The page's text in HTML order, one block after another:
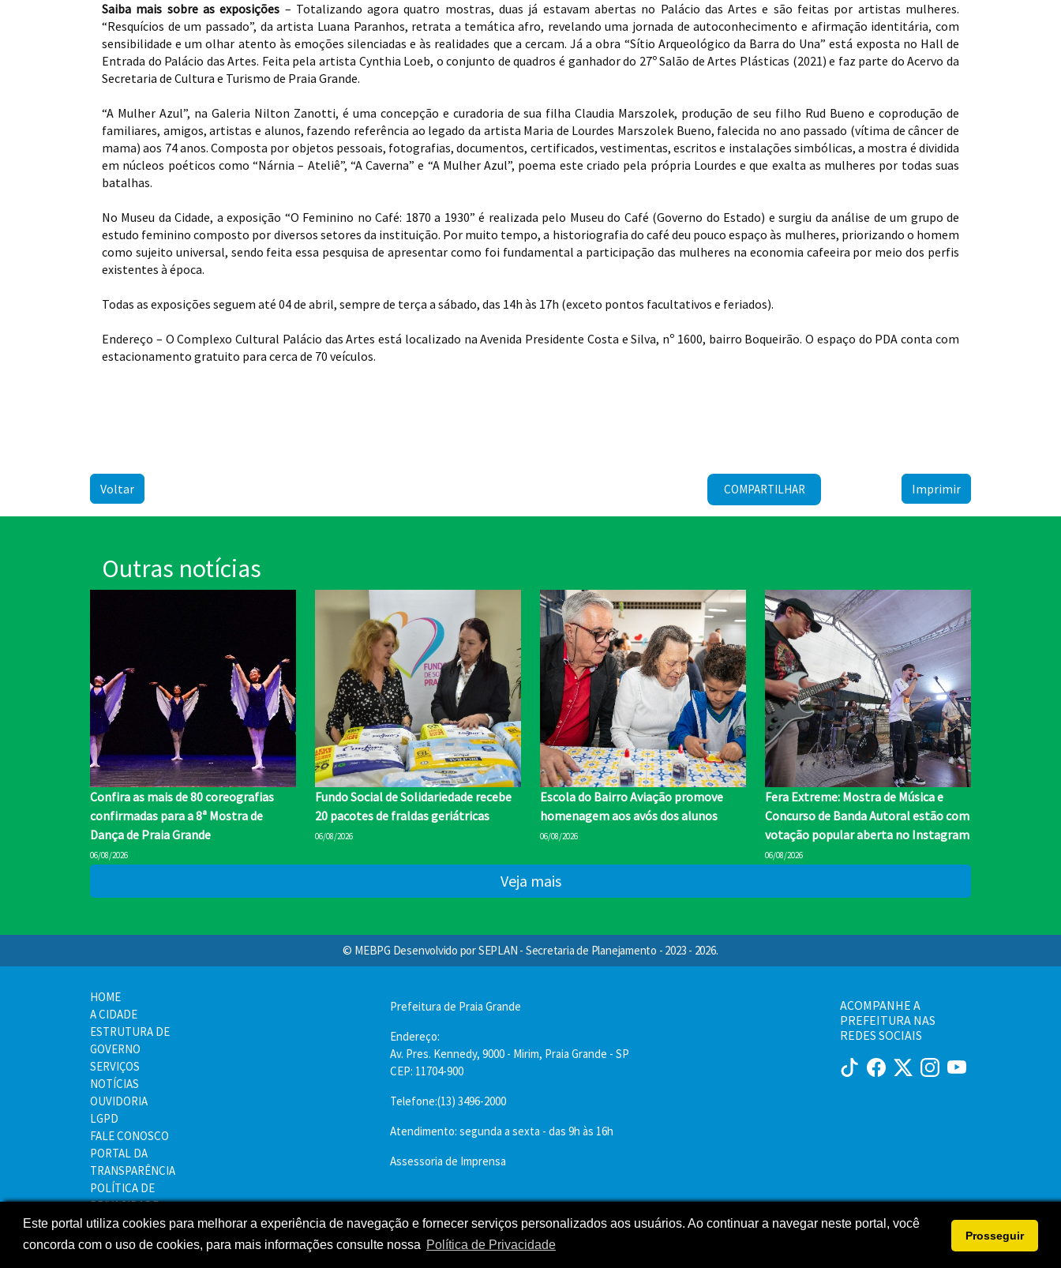
Este portal utiliza cookies para melhorar a experiência de navegação e fornecer serviços personalizados aos usuários. Ao continuar a navegar neste portal, você
concorda com o uso de cookies, para mais informações consulte nossa Política de Privacidade
Prosseguir
Saiba mais sobre as exposições – Totalizando agora quatro mostras, duas já estavam abertas no Palácio das Artes e são feitas por artistas mulheres.
“Resquícios de um passado”, da artista Luana Paranhos, retrata a temática afro, revelando uma jornada de autoconhecimento e afirmação identitária, com
sensibilidade e um olhar atento às emoções silenciadas e às realidades que a cercam. Já a obra “Sítio Arqueológico da Barra do Una” está exposta no Hall de
Entrada do Palácio das Artes. Feita pela artista Cynthia Loeb, o conjunto de quadros é ganhador do 27º Salão de Artes Plásticas (2021) e faz parte do Acervo da
Secretaria de Cultura e Turismo de Praia Grande.
“A Mulher Azul”, na Galeria Nilton Zanotti, é uma concepção e curadoria de sua filha Claudia Marszolek, produção de seu filho Rud Bueno e coprodução de
familiares, amigos, artistas e alunos, fazendo referência ao legado da artista Maria de Lourdes Marszolek Bueno, falecida no ano passado (vítima de câncer de
mama) aos 74 anos. Composta por objetos pessoais, fotografias, documentos, certificados, vestimentas, escritos e instalações simbólicas, a mostra é dividida
em núcleos poéticos como “Nárnia – Ateliê”, “A Caverna” e “A Mulher Azul”, poema este criado pela própria Lourdes e que exalta as mulheres por todas suas
batalhas.
No Museu da Cidade, a exposição “O Feminino no Café: 1870 a 1930” é realizada pelo Museu do Café (Governo do Estado) e surgiu da análise de um grupo de
estudo feminino composto por diversos setores da instituição. Por muito tempo, a historiografia do café deu pouco espaço às mulheres, priorizando o homem
como sujeito universal, sendo feita essa pesquisa de apresentar como foi fundamental a participação das mulheres na economia cafeeira por meio dos perfis
existentes à época.
Todas as exposições seguem até 04 de abril, sempre de terça a sábado, das 14h às 17h (exceto pontos facultativos e feriados).
Endereço – O Complexo Cultural Palácio das Artes está localizado na Avenida Presidente Costa e Silva, nº 1600, bairro Boqueirão. O espaço do PDA conta com
estacionamento gratuito para cerca de 70 veículos.
Voltar COMPARTILHAR Imprimir
Outras notícias
Confira as mais de 80 coreografias
confirmadas para a 8ª Mostra de
Dança de Praia Grande
06/08/2026
Fundo Social de Solidariedade recebe
20 pacotes de fraldas geriátricas
06/08/2026
Escola do Bairro Aviação promove
homenagem aos avós dos alunos
06/08/2026
Fera Extreme: Mostra de Música e
Concurso de Banda Autoral estão com
votação popular aberta no Instagram
06/08/2026
Veja mais
© MEBPG Desenvolvido por SEPLAN - Secretaria de Planejamento - 2023 - 2026.
HOME
A CIDADE
ESTRUTURA DE
GOVERNO
SERVIÇOS
NOTÍCIAS
OUVIDORIA
LGPD
FALE CONOSCO
PORTAL DA
TRANSPARÊNCIA
POLÍTICA DE
PRIVACIDADE
MAPA DO SITE
Prefeitura de Praia Grande
Endereço:
Av. Pres. Kennedy, 9000 - Mirim, Praia Grande - SP
CEP: 11704-900
Telefone:(13) 3496-2000
Atendimento: segunda a sexta - das 9h às 16h
Assessoria de Imprensa
ACOMPANHE A
PREFEITURA NAS
REDES SOCIAIS